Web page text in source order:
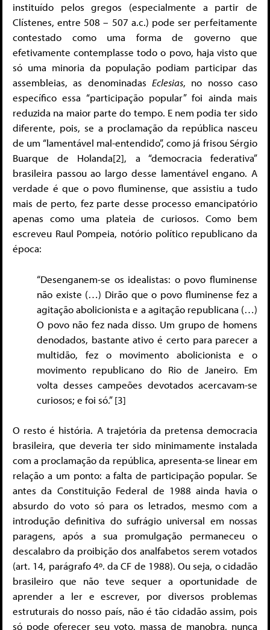
instituído pelos gregos (especialmente a partir de
Clístenes, entre 508 – 507 a.c.) pode ser perfeitamente
contestado como uma forma de governo que
efetivamente contemplasse todo o povo, haja visto que
só uma minoria da população podiam participar das
assembleias, as denominadas Eclesias, no nosso caso
específico essa “participação popular” foi ainda mais
reduzida na maior parte do tempo. E nem podia ter sido
diferente, pois, se a proclamação da república nasceu
de um “lamentável mal-entendido”, como já frisou Sérgio
Buarque de Holanda[2], a “democracia federativa”
brasileira passou ao largo desse lamentável engano. A
verdade é que o povo fluminense, que assistiu a tudo
mais de perto, fez parte desse processo emancipatório
apenas como uma plateia de curiosos. Como bem
escreveu Raul Pompeia, notório político republicano da
época:
“Desenganem-se os idealistas: o povo fluminense
não existe (…) Dirão que o povo fluminense fez a
agitação abolicionista e a agitação republicana (…)
O povo não fez nada disso. Um grupo de homens
denodados, bastante ativo é certo para parecer a
multidão, fez o movimento abolicionista e o
movimento republicano do Rio de Janeiro. Em
volta desses campeões devotados acercavam-se
curiosos; e foi só.” [3]
O resto é história. A trajetória da pretensa democracia
brasileira, que deveria ter sido minimamente instalada
com a proclamação da república, apresenta-se linear em
relação a um ponto: a falta de participação popular. Se
antes da Constituição Federal de 1988 ainda havia o
absurdo do voto só para os letrados, mesmo com a
introdução definitiva do sufrágio universal em nossas
paragens, após a sua promulgação permaneceu o
descalabro da proibição dos analfabetos serem votados
(art. 14, parágrafo 4º. da CF de 1988). Ou seja, o cidadão
brasileiro que não teve sequer a oportunidade de
aprender a ler e escrever, por diversos problemas
estruturais do nosso país, não é tão cidadão assim, pois
só pode oferecer seu voto, massa de manobra, nunca